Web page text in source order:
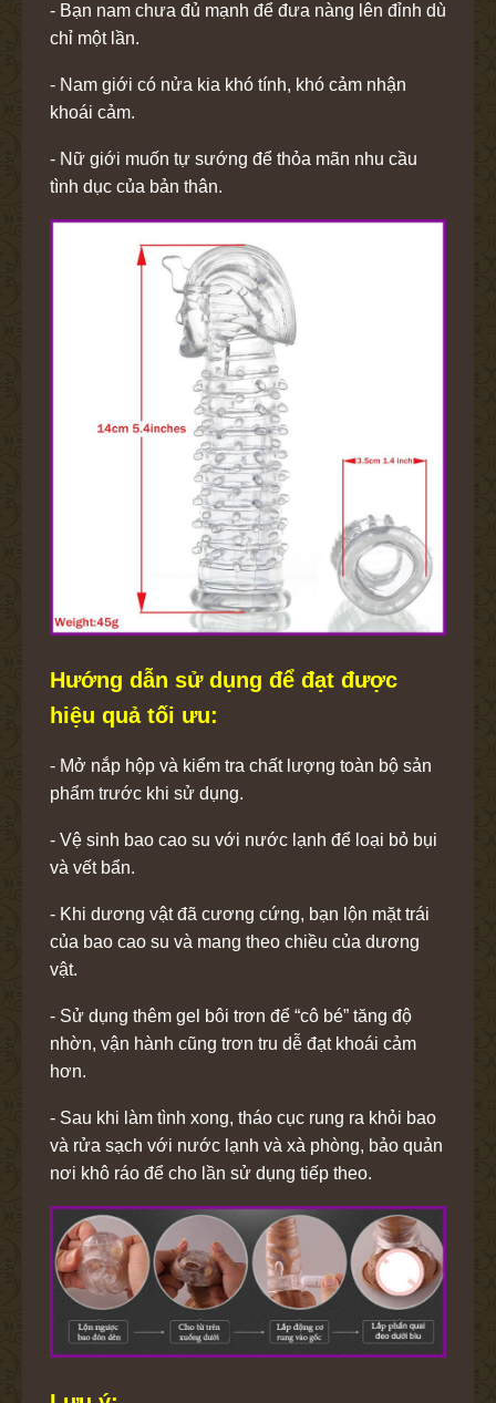
- Bạn nam chưa đủ mạnh để đưa nàng lên đỉnh dù
chỉ một lần.
- Nam giới có nửa kia khó tính, khó cảm nhận
khoái cảm.
- Nữ giới muốn tự sướng để thỏa mãn nhu cầu
tình dục của bản thân.
Hướng dẫn sử dụng để đạt được
hiệu quả tối ưu:
- Mở nắp hộp và kiểm tra chất lượng toàn bộ sản
phẩm trước khi sử dụng.
- Vệ sinh bao cao su với nước lạnh để loại bỏ bụi
và vết bẩn.
- Khi dương vật đã cương cứng, bạn lộn mặt trái
của bao cao su và mang theo chiều của dương
vật.
- Sử dụng thêm gel bôi trơn để “cô bé” tăng độ
nhờn, vận hành cũng trơn tru dễ đạt khoái cảm
hơn.
- Sau khi làm tình xong, tháo cục rung ra khỏi bao
và rửa sạch với nước lạnh và xà phòng, bảo quản
nơi khô ráo để cho lần sử dụng tiếp theo.